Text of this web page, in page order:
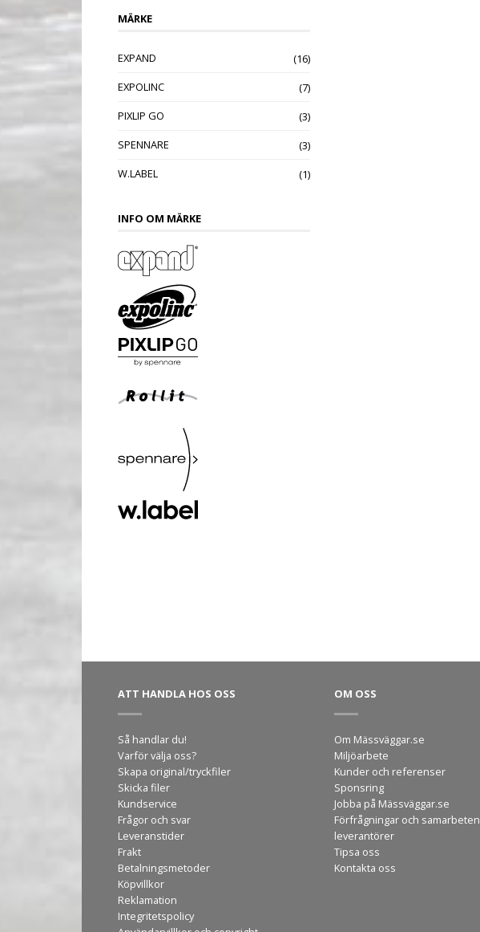
MÄRKE
EXPAND
(16)
EXPOLINC
(7)
PIXLIP GO
(3)
SPENNARE
(3)
W.LABEL
(1)
INFO OM MÄRKE
ATT HANDLA HOS OSS
Så handlar du!
Varför välja oss?
Skapa original/tryckfiler
Skicka filer
Kundservice
Frågor och svar
Leveranstider
Frakt
Betalningsmetoder
Köpvillkor
Reklamation
Integritetspolicy
OM OSS
Om Mässväggar.se
Miljöarbete
Kunder och referenser
Sponsring
Jobba på Mässväggar.se
Förfrågningar och samarbeten
leverantörer
Tipsa oss
Kontakta oss